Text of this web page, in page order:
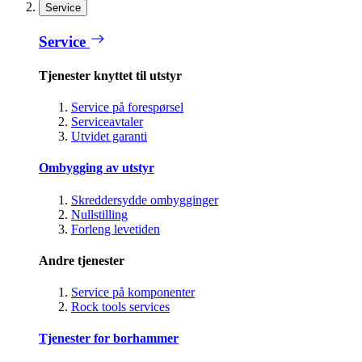
Service
Service
Tjenester knyttet til utstyr
Service på forespørsel
Serviceavtaler
Utvidet garanti
Ombygging av utstyr
Skreddersydde ombygginger
Nullstilling
Forleng levetiden
Andre tjenester
Service på komponenter
Rock tools services
Tjenester for borhammer